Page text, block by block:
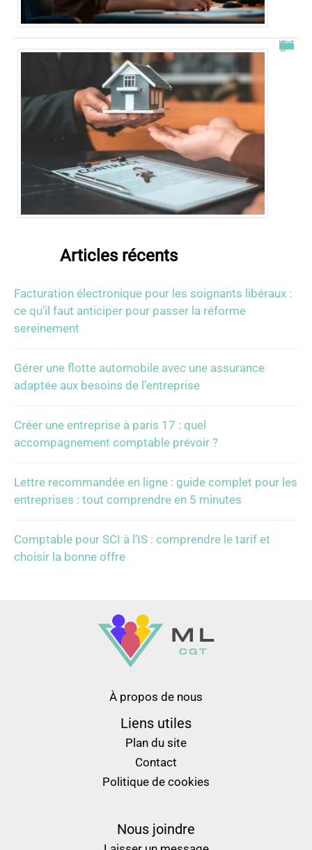
Combien de fois peut-on passer en commission logement ?
Articles récents
Facturation électronique pour les soignants libéraux :
ce qu’il faut anticiper pour passer la réforme
sereinement
Gérer une flotte automobile avec une assurance
adaptée aux besoins de l’entreprise
Créer une entreprise à paris 17 : quel
accompagnement comptable prévoir ?
Lettre recommandée en ligne : guide complet pour les
entreprises : tout comprendre en 5 minutes
Comptable pour SCI à l’IS : comprendre le tarif et
choisir la bonne offre
À propos de nous
Liens utiles
Plan du site
Contact
Politique de cookies
Nous joindre